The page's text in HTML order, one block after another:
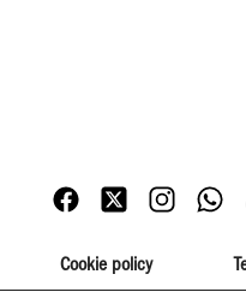
Cookie policy